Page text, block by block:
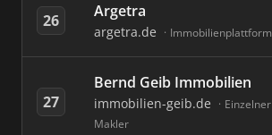
26 Argetra
argetra.de Immobilienplattform
27
Bernd Geib Immobilien
immobilien-geib.de
Einzelner
Makler